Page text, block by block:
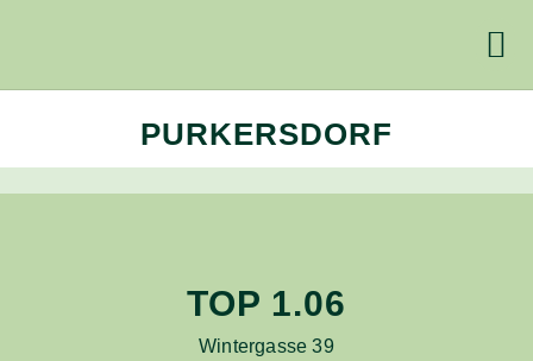
PURKERSDORF
TOP 1.06
Wintergasse 39